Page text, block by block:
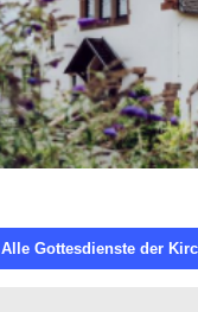
Alle Gottesdienste der